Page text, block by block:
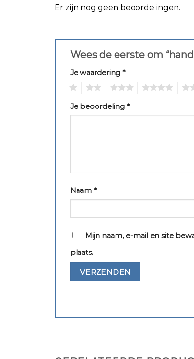
Er zijn nog geen beoordelingen.
Wees de eerste om
Je waardering *
Je beoordeling *
Naam *
Mijn naam, e-mail en site
plaats.